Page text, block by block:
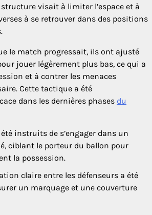
visait à limiter l’espace et à
à se retrouver dans des positions
le match progressait, ils ont ajusté
jouer légèrement plus bas, ce qui a
et à contrer les menaces
Cette tactique a été
dans les dernières phases du
instruits de s’engager dans un
ciblant le porteur du ballon pour
la possession.
claire entre les défenseurs a été
un marquage et une couverture